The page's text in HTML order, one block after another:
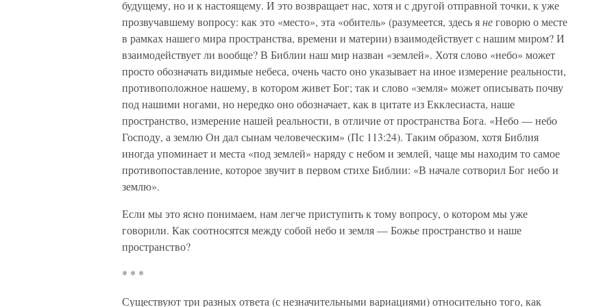
будущему, но и к настоящему. И это возвращает нас, хотя и с другой отправной точки, к уже
прозвучавшему вопросу: как это «место», эта «обитель» (разумеется, здесь янеговорю о месте
в рамках нашего мира пространства, времени и материи) взаимодействует с нашим миром? И
взаимодействует ли вообще? В Библии наш мир назван «землей». Хотя слово «небо» может
просто обозначать видимые небеса, очень часто оно указывает на иное измерение реальности,
противоположное нашему, в котором живет Бог; так и слово «земля» может описывать почву
под нашими ногами, но нередко оно обозначает, как в цитате из Екклесиаста, наше
пространство, измерение нашей реальности, в отличие от пространства Бога. «Небо — небо
Господу, а землю Он дал сынам человеческим» (Пс 113:24). Таким образом, хотя Библия
иногда упоминает и места «под землей» наряду с небом и землей, чаще мы находим то самое
противопоставление, которое звучит в первом стихе Библии: «В начале сотворил Бог небо и
землю».
Если мы это ясно понимаем, нам легче приступить к тому вопросу, о котором мы уже
говорили. Как соотносятся между собой небо и земля — Божье пространство и наше
пространство?
* * *
Существуют три разных ответа (с незначительными вариациями) относительно того, как